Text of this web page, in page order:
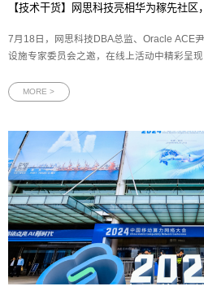
【技术干货】网思科技亮相华为稼先社
7月18日，网思科技DBA总监、Oracle ACE
设施专家委员会之邀，在线上活动中精彩呈
RDMA（Remote Direct Memory Access）
MORE >